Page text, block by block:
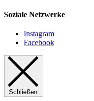
Soziale Netzwerke
Instagram
Facebook
Schließen